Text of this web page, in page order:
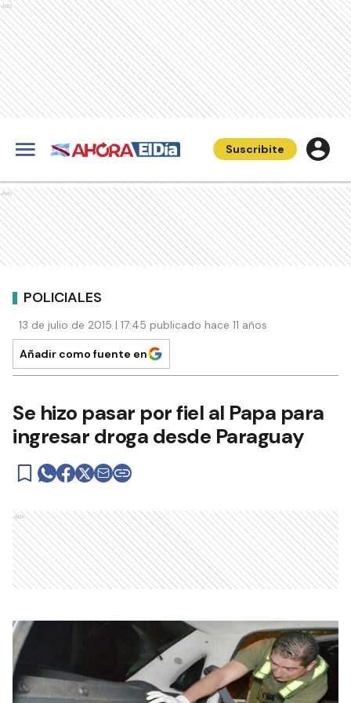
Ads
Suscribite
Ads
POLICIALES
13 de julio de 2015 | 17:45 publicado hace 11 años
Añadir como fuente en
Se hizo pasar por fiel al Papa para
ingresar droga desde Paraguay
Ads